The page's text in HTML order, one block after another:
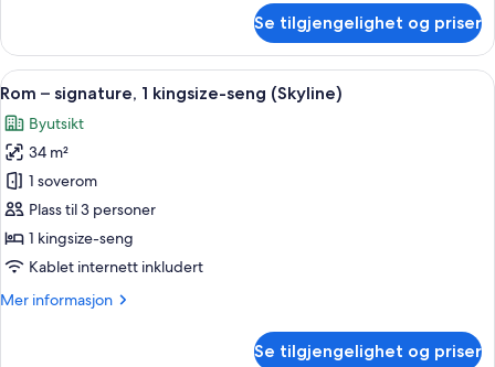
Rom,
queensize-
Se tilgjengelighet og priser
Åpne
alle
bildene
av
Rom
–
signature,
1
seng
Italienske Frette-laken, sengetøy av
3
Rom – signature, 1 kingsize-seng (Skyline)
Byutsikt
34 m²
1 soverom
Plass til 3 personer
1 kingsize-seng
Kablet internett inkludert
Mer informasjon
Mer
Se tilgjengelighet og priser